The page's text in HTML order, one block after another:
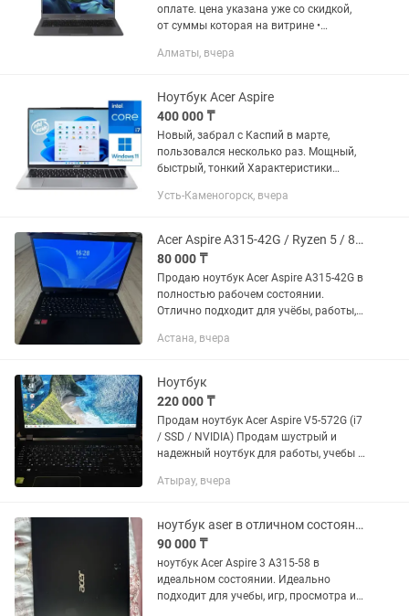
оплате. цена указана уже со скидкой,
от суммы которая на витрине •
Гарантия-30 дней • Официальный Acer
Алматы, вчера
Ноутбук Acer Aspire
400 000 ₸
Новый, забрал с Каспий в марте,
пользовался несколько раз. Мощный,
быстрый, тонкий Характеристики
Серия (Линейка) Acer Aspire Экран
Усть-Каменогорск, вчера
Acer Aspire A315-42G / Ryzen 5 / 8GB / SSD 256GB / Radeon 540X
80 000 ₸
Продаю ноутбук Acer Aspire A315-42G в
полностью рабочем состоянии.
Отлично подходит для учёбы, работы,
программирования и повседневных
быстро...
Астана, вчера
Ноутбук
220 000 ₸
Продам ноутбук Acer Aspire V5-572G (i7
/ SSD / NVIDIA) Продам шустрый и
надежный ноутбук для работы, учебы и
3537U 🔹 Видеокарта: NVIDIA GeForce
Атырау, вчера
ноутбук aser в отличном состоянии
90 000 ₸
ноутбук Acer Aspire 3 A315-58 в
идеальном состоянии. Идеально
подходит для учебы, игр, просмотра и